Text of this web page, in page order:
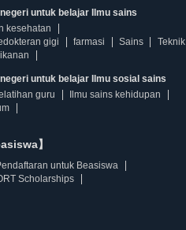
untuk belajar Ilmu sains
kesehatan
gigi
farmasi Sains
Teknik
untuk belajar Ilmu sosial sains
guru
Ilmu sains kehidupan
】
untuk Beasiswa
Scholarships